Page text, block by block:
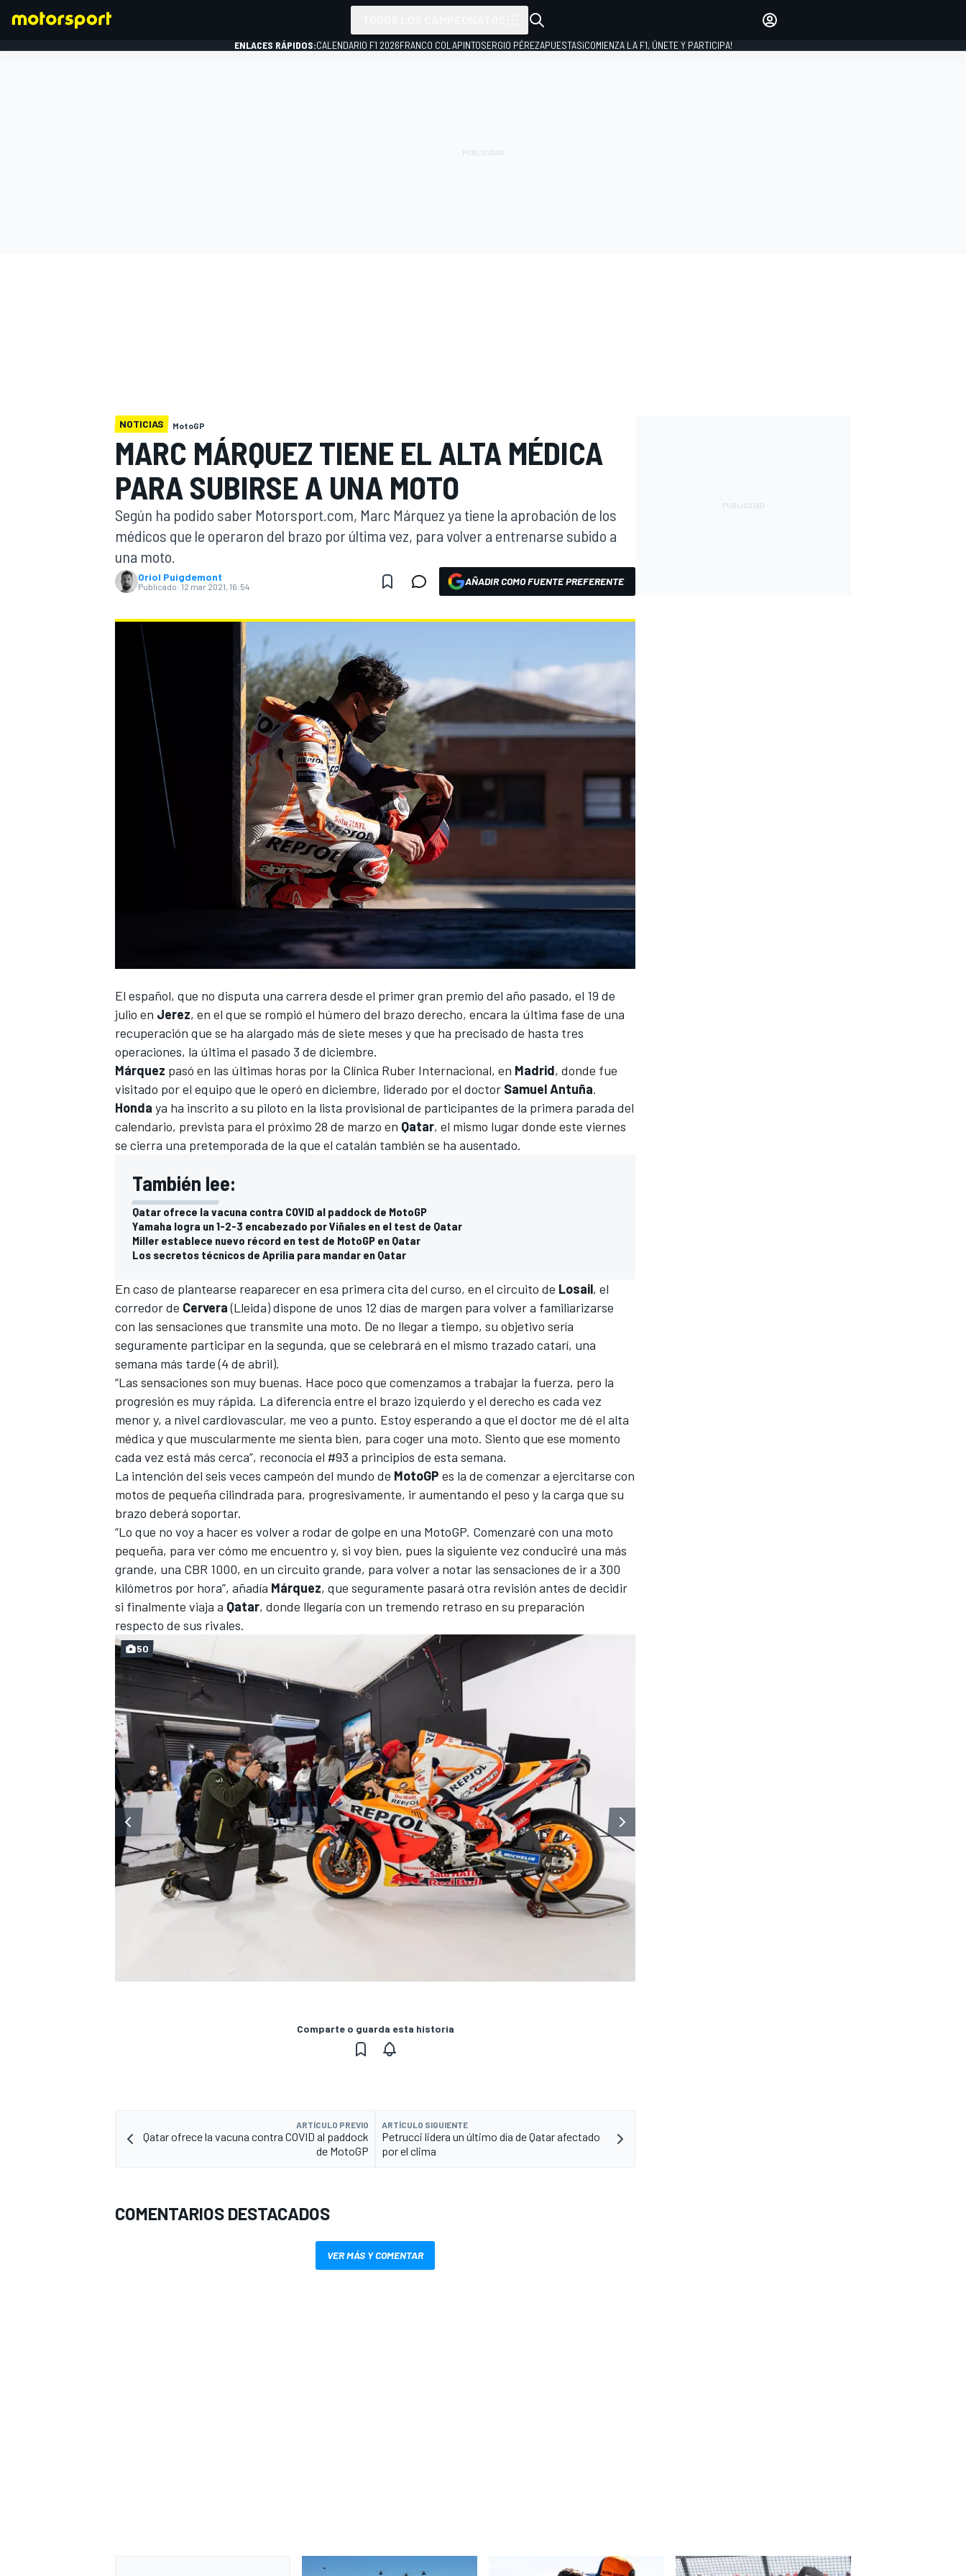
MOTOGP
NASCAR CUP
WRC
MÁS CATEGORÍAS
INICIAR SESIÓN
ENLACES RÁPIDOS:CALENDARIO F1 2026FRANCO COLAPINTOSERGIO PÉREZAPUESTAS¡COMIENZA LA F1, ÚNETE Y PARTICIPA!
NOTICIAS MotoGP
MARC MÁRQUEZ TIENE EL ALTA MÉDICA
PARA SUBIRSE A UNA MOTO
Según ha podido saber Motorsport.com, Marc Márquez ya tiene la aprobación de los
médicos que le operaron del brazo por última vez, para volver a entrenarse subido a
una moto.
Oriol Puigdemont
Publicado: 12 mar 2021, 16:54 AÑADIR COMO FUENTE PREFERENTE
El español, que no disputa una carrera desde el primer gran premio del año pasado, el 19 de
julio en Jerez, en el que se rompió el húmero del brazo derecho, encara la última fase de una
recuperación que se ha alargado más de siete meses y que ha precisado de hasta tres
operaciones, la última el pasado 3 de diciembre.
Márquez pasó en las últimas horas por la Clínica Ruber Internacional, en Madrid, donde fue
visitado por el equipo que le operó en diciembre, liderado por el doctor Samuel Antuña.
Honda ya ha inscrito a su piloto en la lista provisional de participantes de la primera parada del
calendario, prevista para el próximo 28 de marzo en Qatar, el mismo lugar donde este viernes
se cierra una pretemporada de la que el catalán también se ha ausentado.
También lee:
Qatar ofrece la vacuna contra COVID al paddock de MotoGP
Yamaha logra un 1-2-3 encabezado por Viñales en el test de Qatar
Miller establece nuevo récord en test de MotoGP en Qatar
Los secretos técnicos de Aprilia para mandar en Qatar
En caso de plantearse reaparecer en esa primera cita del curso, en el circuito de Losail, el
corredor de Cervera(Lleida) dispone de unos 12 días de margen para volver a familiarizarse
con las sensaciones que transmite una moto. De no llegar a tiempo, su objetivo sería
seguramente participar en la segunda, que se celebrará en el mismo trazado catarí, una
semana más tarde (4 de abril).
“Las sensaciones son muy buenas. Hace poco que comenzamos a trabajar la fuerza, pero la
progresión es muy rápida. La diferencia entre el brazo izquierdo y el derecho es cada vez
menor y, a nivel cardiovascular, me veo a punto. Estoy esperando a que el doctor me dé el alta
médica y que muscularmente me sienta bien, para coger una moto. Siento que ese momento
cada vez está más cerca”, reconocía el #93 a principios de esta semana.
La intención del seis veces campeón del mundo de MotoGP es la de comenzar a ejercitarse con
motos de pequeña cilindrada para, progresivamente, ir aumentando el peso y la carga que su
brazo deberá soportar.
“Lo que no voy a hacer es volver a rodar de golpe en una MotoGP. Comenzaré con una moto
pequeña, para ver cómo me encuentro y, si voy bien, pues la siguiente vez conduciré una más
grande, una CBR 1000, en un circuito grande, para volver a notar las sensaciones de ir a 300
kilómetros por hora”, añadía Márquez, que seguramente pasará otra revisión antes de decidir
si finalmente viaja a Qatar, donde llegaría con un tremendo retraso en su preparación
respecto de sus rivales.
50
Comparte o guarda esta historia
ARTÍCULO PREVIO
Qatar ofrece la vacuna contra COVID al paddock
de MotoGP
ARTÍCULO SIGUIENTE
Petrucci lidera un último día de Qatar afectado
por el clima
COMENTARIOS DESTACADOS
VER MÁS Y COMENTAR